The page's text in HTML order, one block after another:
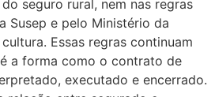
seguro rural, nem nas regras
Susep e pelo Ministério da
Essas regras continuam
a forma como o contrato de
executado e encerrado.